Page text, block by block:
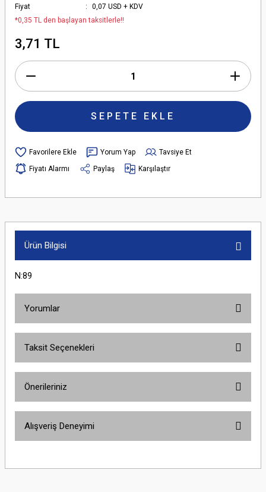
Fiyat
0,07 USD + KDV
*0,35 TL den başlayan taksitlerle!!
3,71 TL
SEPETE EKLE
Yorum Yap
Tavsiye Et
Fiyatı Alarmı
Paylaş Karşılaştır
Ürün Bilgisi
N:89
Yorumlar
Taksit Seçenekleri
Önerileriniz
yetersiz gördüğünüz noktaları öneri formunu kullanarak tarafımıza
Alışveriş Deneyimi